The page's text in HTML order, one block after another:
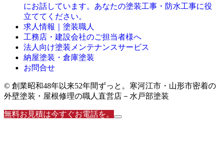
にお話しています。あなたの塗装工事・防水工事に役
立ててください。
求人情報｜塗装職人
工務店・建設会社のご担当者様へ
法人向け塗装メンテナンスサービス
納屋塗装・倉庫塗装
お問合せ
© 創業昭和48年以来52年間ずっと。寒河江市・山形市密着の
外壁塗装・屋根修理の職人直営店－水戸部塗装
無料お見積は今すぐお電話を。